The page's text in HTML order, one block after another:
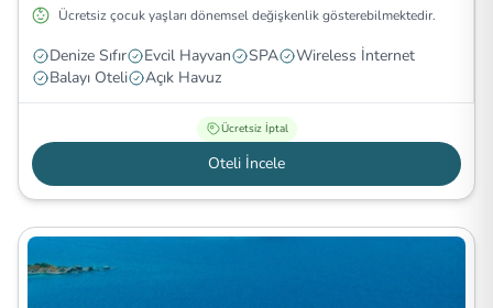
Ücretsiz çocuk yaşları dönemsel değişkenlik gösterebilmektedir.
Denize Sıfır Evcil Hayvan SPA
Wireless İnternet
Balayı Oteli
Açık Havuz
Ücretsiz İptal
Oteli İncele